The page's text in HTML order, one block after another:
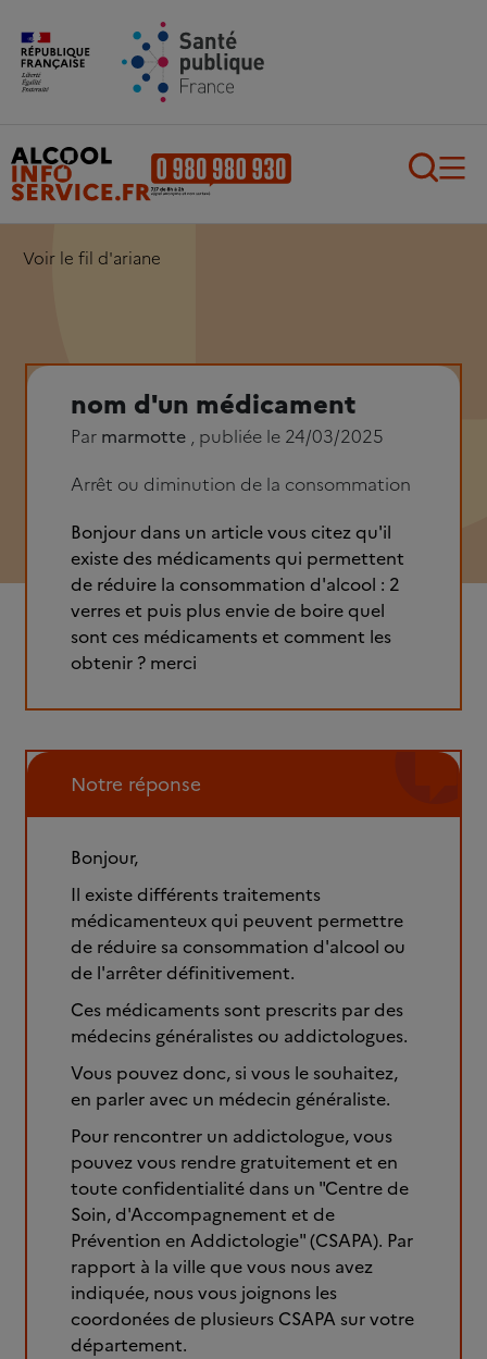
Aller au contenu principal
Voir le fil d'ariane
nom d'un médicament
Par marmotte , publiée le 24/03/2025
Arrêt ou diminution de la consommation
Bonjour dans un article vous citez qu'il
existe des médicaments qui permettent
de réduire la consommation d'alcool : 2
verres et puis plus envie de boire quel
sont ces médicaments et comment les
obtenir ? merci
Notre réponse
Bonjour,
Il existe différents traitements
médicamenteux qui peuvent permettre
de réduire sa consommation d'alcool ou
de l'arrêter définitivement.
Ces médicaments sont prescrits par des
médecins généralistes ou addictologues.
Vous pouvez donc, si vous le souhaitez,
en parler avec un médecin généraliste.
Pour rencontrer un addictologue, vous
pouvez vous rendre gratuitement et en
toute confidentialité dans un "Centre de
Soin, d'Accompagnement et de
Prévention en Addictologie" (CSAPA). Par
rapport à la ville que vous nous avez
indiquée, nous vous joignons les
coordonées de plusieurs CSAPA sur votre
département.